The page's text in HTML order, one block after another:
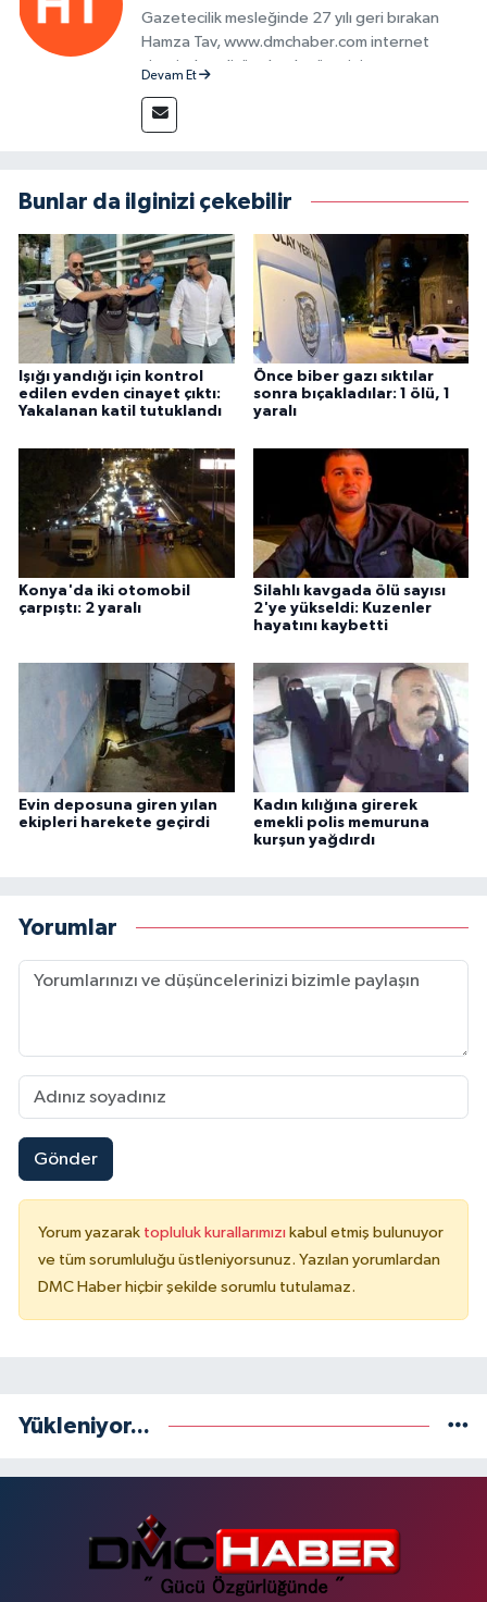
Gazetecilik mesleğinde 27 yılı geri bırakan
Hamza Tav, www.dmchaber.com internet
sitesinde editör olarak görevini
Devam Et
Bunlar da ilginizi çekebilir
Işığı yandığı için kontrol
edilen evden cinayet çıktı:
Yakalanan katil tutuklandı
Önce biber gazı sıktılar
sonra bıçakladılar: 1 ölü, 1
yaralı
Konya'da iki otomobil
çarpıştı: 2 yaralı
Silahlı kavgada ölü sayısı
2'ye yükseldi: Kuzenler
hayatını kaybetti
Evin deposuna giren yılan
ekipleri harekete geçirdi
Kadın kılığına girerek
emekli polis memuruna
kurşun yağdırdı
Yorumlar
Gönder
Yorum yazarak topluluk kurallarımızı kabul etmiş bulunuyor
ve tüm sorumluluğu üstleniyorsunuz. Yazılan yorumlardan
DMC Haber hiçbir şekilde sorumlu tutulamaz.
Yükleniyor...